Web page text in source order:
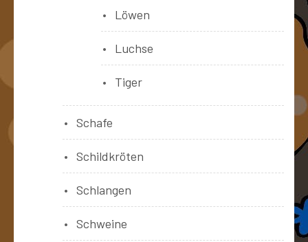
Löwen
Luchse
Tiger
Schafe
Schildkröten
Schlangen
Schweine